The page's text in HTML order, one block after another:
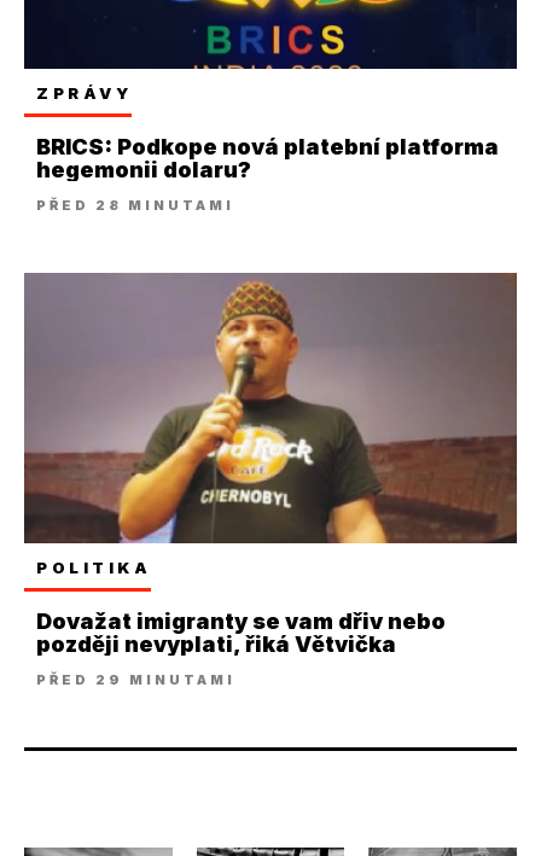
ZPRÁVY
BRICS: Podkope nová platební platforma
hegemonii dolaru?
PŘED 28 MINUTAMI
POLITIKA
Dovažat imigranty se vam dřiv nebo
později nevyplati, řiká Větvička
PŘED 29 MINUTAMI